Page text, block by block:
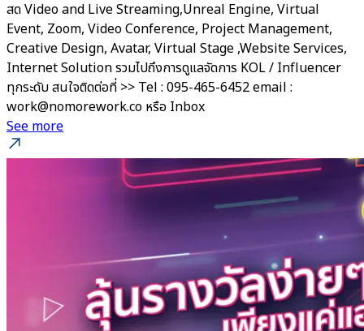
สด Video and Live Streaming,Unreal Engine, Virtual
Event, Zoom, Video Conference, Project Management,
Creative Design, Avatar, Virtual Stage ,Website Services,
Internet Solution รวมไปถึงการดูแลจัดการ KOL / Influencer
ทุกระดับ สนใจติดต่อที่ >> Tel : 095-465-6452 email :
work@nomorework.co หรือ Inbox
See more